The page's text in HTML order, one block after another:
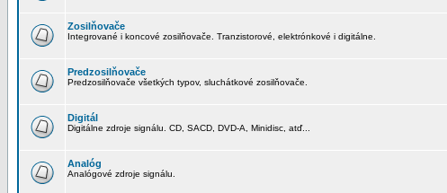
Zosilňovače
Integrované i koncové zosilňovače. Tranzistorové, elektrónkové i digitálne.
Predzosilňovače
Predzosilňovače všetkých typov, sluchátkové zosilňovače.
Digitál
Digitálne zdroje signálu. CD, SACD, DVD-A, Minidisc, atď...
Analóg
Analógové zdroje signálu.